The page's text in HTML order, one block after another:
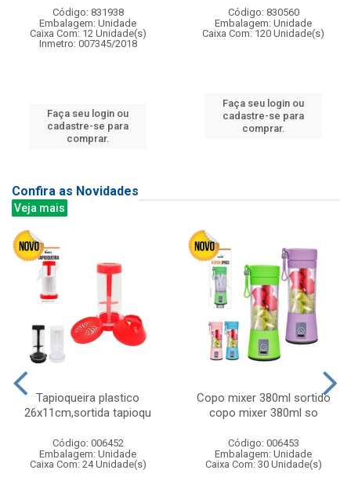
Código: 831938
Embalagem: Unidade
Caixa Com: 12 Unidade(s)
Inmetro: 007345/2018
Faça seu login ou
cadastre-se para
comprar.
Código: 830560
Embalagem: Unidade
Caixa Com: 120 Unidade(s)
Faça seu login ou
cadastre-se para
comprar.
Confira as Novidades
Veja mais
Tapioqueira plastico
26x11cm,sortida tapioqu
Código: 006452
Embalagem: Unidade
Caixa Com: 24 Unidade(s)
Copo mixer 380ml sortido
copo mixer 380ml so
Código: 006453
Embalagem: Unidade
Caixa Com: 30 Unidade(s)